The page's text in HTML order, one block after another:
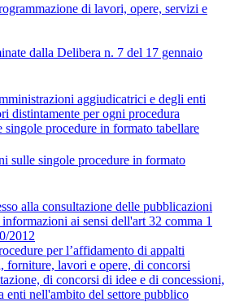
di lavori, opere, servizi e
dalla Delibera n. 7 del 17 gennaio
aggiudicatrici e degli enti
distintamente per ogni procedura
procedure in formato tabellare
sulle singole procedure in formato
alla consultazione delle pubblicazioni
ai sensi dell'art 32 comma 1
2012
per l’affidamento di appalti
forniture, lavori e opere, di concorsi
di concorsi di idee e di concessioni,
enti nell'ambito del settore pubblico